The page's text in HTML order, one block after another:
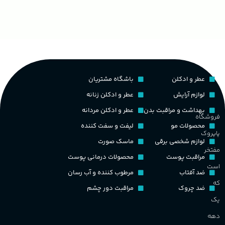
کشور مبدا برند
طبع تلخ
غلظت
اکسترکت دو پرفیوم
گروه بویایی میوه ای
میوه‌ها و مرکبات، وانیل،
فروشگاه
پاپروک
مفتخر
است
که
یک
دهه
عطر و ادکلن
لوازم آرایش
بهداشت و مراقبت بدن
محصولات مو
لوازم شخصی برقی
مراقبت پوست
ضد آفتاب
ضد چروک
باشگاه مشتریان
عطر و ادکلن زنانه
عطر و ادکلن مردانه
لیفت و سفت کننده
ماسک صورت
محصولات درمانی پوست
مرطوب کننده و آب رسان
مراقبت دور چشم